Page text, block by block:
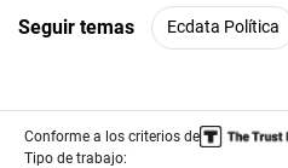
Seguir temas Ecdata Política
Conforme a los criterios de
Tipo de trabajo: